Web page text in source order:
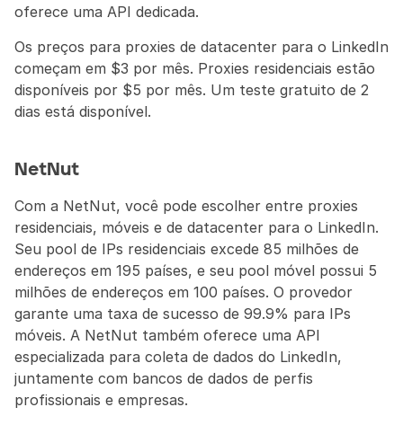
oferece uma API dedicada.
Os preços para proxies de datacenter para o LinkedIn
começam em $3 por mês. Proxies residenciais estão
disponíveis por $5 por mês. Um teste gratuito de 2
dias está disponível.
NetNut
Com a NetNut, você pode escolher entre proxies
residenciais, móveis e de datacenter para o LinkedIn.
Seu pool de IPs residenciais excede 85 milhões de
endereços em 195 países, e seu pool móvel possui 5
milhões de endereços em 100 países. O provedor
garante uma taxa de sucesso de 99.9% para IPs
móveis. A NetNut também oferece uma API
especializada para coleta de dados do LinkedIn,
juntamente com bancos de dados de perfis
profissionais e empresas.